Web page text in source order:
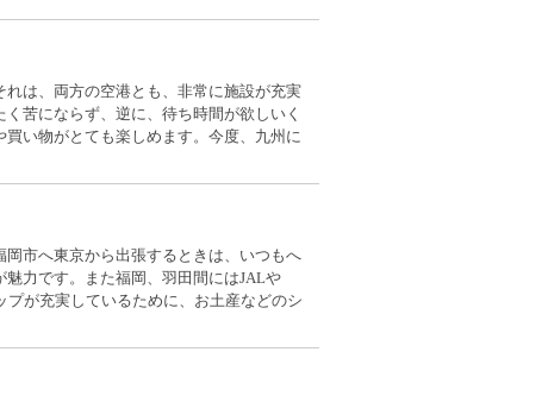
は、両方の空港とも、非常に施設が充実
苦にならず、逆に、待ち時間が欲しいく
い物がとても楽しめます。今度、九州に
市へ東京から出張するときは、いつもへ
力です。また福岡、羽田間にはJALや
が充実しているために、お土産などのシ